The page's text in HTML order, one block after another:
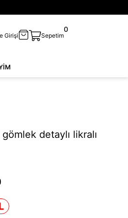
Girişi Sepetim
0
detaylı likralı